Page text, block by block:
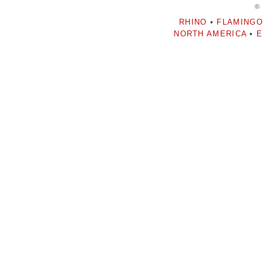
©
RHINO • FLAMINGO
NORTH AMERICA •